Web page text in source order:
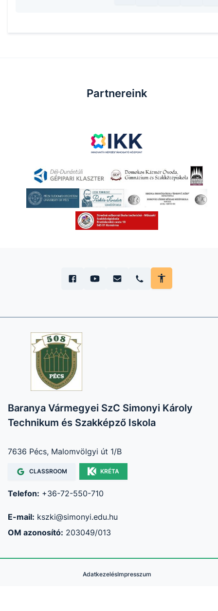
Partnereink
Baranya Vármegyei SzC Simonyi Károly
Technikum és Szakképző Iskola
7636 Pécs, Malomvölgyi út 1/B
CLASSROOM KRÉTA
Telefon: +36-72-550-710
E-mail: kszki@simonyi.edu.hu
OM azonosító: 203049/013
AdatkezelésImpresszum